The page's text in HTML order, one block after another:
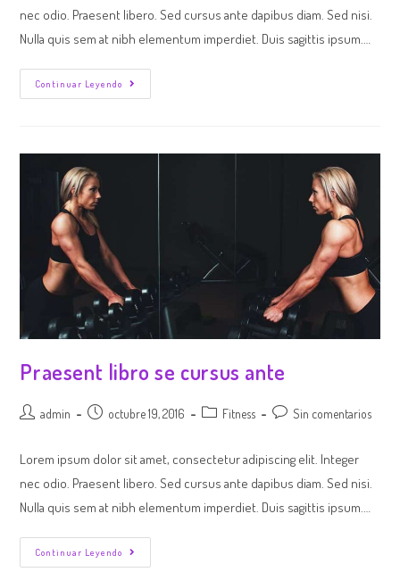
nec odio. Praesent libero. Sed cursus ante dapibus diam. Sed nisi.
Nulla quis sem at nibh elementum imperdiet. Duis sagittis ipsum.…
Continuar Leyendo
Praesent libro se cursus ante
admin octubre 19, 2016 Fitness Sin comentarios
Lorem ipsum dolor sit amet, consectetur adipiscing elit. Integer
nec odio. Praesent libero. Sed cursus ante dapibus diam. Sed nisi.
Nulla quis sem at nibh elementum imperdiet. Duis sagittis ipsum.…
Continuar Leyendo